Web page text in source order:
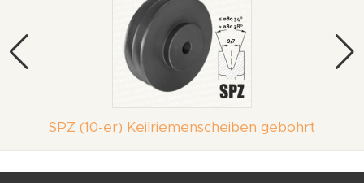
SPZ (10-er) Keilriemenscheiben gebohrt